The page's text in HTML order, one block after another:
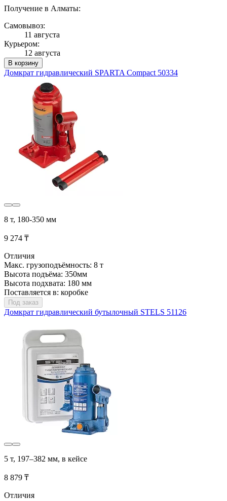
Получение в Алматы:
Самовывоз:
11 августа
Курьером:
12 августа
В корзину
Домкрат гидравлический SPARTA Compact 50334
8 т, 180-350 мм
9 274 ₸
Отличия
Макс. грузоподъёмность: 8 т
Высота подъёма: 350мм
Высота подхвата: 180 мм
Поставляется в: коробке
Под заказ
Домкрат гидравлический бутылочный STELS 51126
5 т, 197–382 мм, в кейсе
8 879 ₸
Отличия